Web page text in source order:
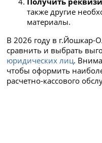
также другие
материалы.
В 2026 году в г.Йошкар-
сравнить и выбрать
юридических лиц.
чтобы оформить
расчетно-кассового